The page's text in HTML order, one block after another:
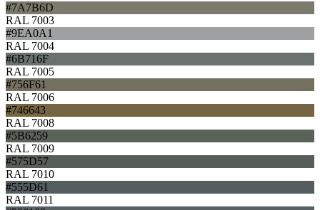
#7A7B6D
RAL 7003
#9EA0A1
RAL 7004
#6B716F
RAL 7005
#756F61
RAL 7006
#746643
RAL 7008
#5B6259
RAL 7009
#575D57
RAL 7010
#555D61
RAL 7011